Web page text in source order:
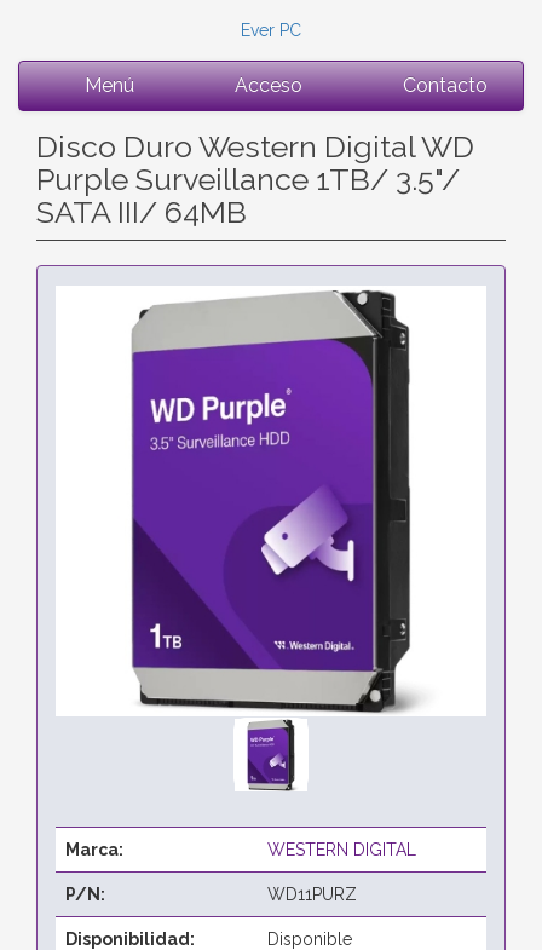
Ever PC
Menú Acceso Contacto
Disco Duro Western Digital WD
Purple Surveillance 1TB/ 3.5"/
SATA III/ 64MB
Marca: WESTERN DIGITAL
P/N: WD11PURZ
Disponibilidad: Disponible